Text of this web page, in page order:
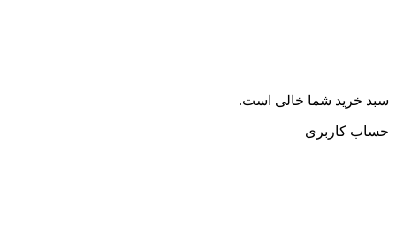
سبد خرید شما خالی است.
حساب کاربری